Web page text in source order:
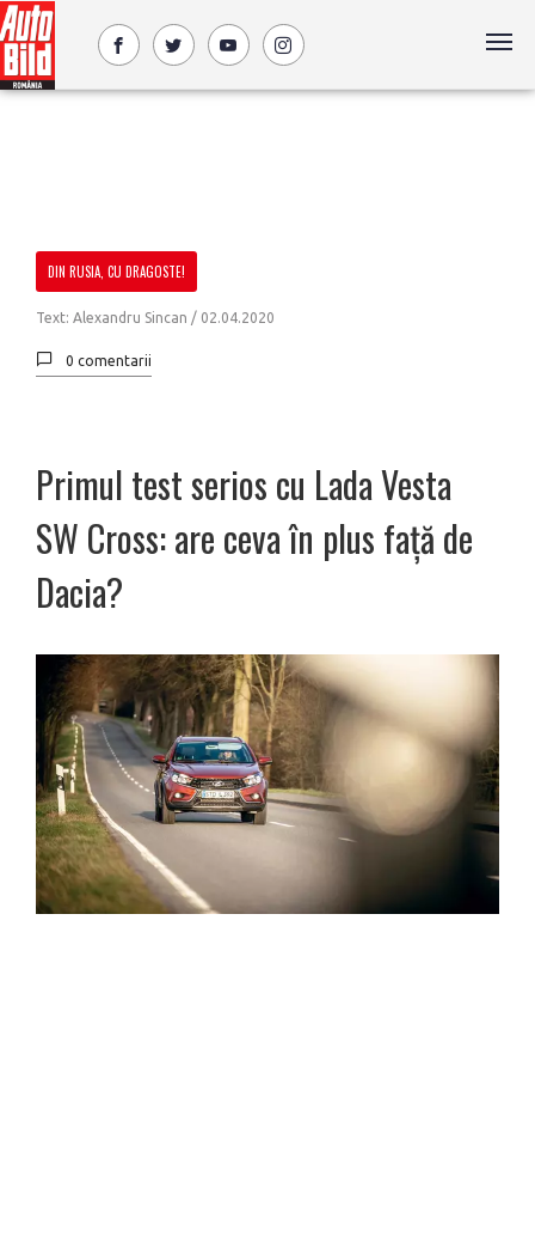
DIN RUSIA, CU DRAGOSTE!
Text: Alexandru Sincan / 02.04.2020
0 comentarii
Primul test serios cu Lada Vesta
SW Cross: are ceva în plus față de
Dacia?